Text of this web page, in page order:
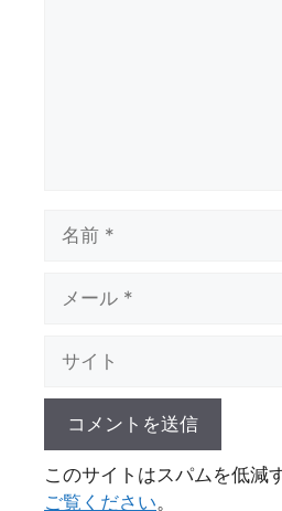
ト
このサイトはスパムを低減
ご覧ください。